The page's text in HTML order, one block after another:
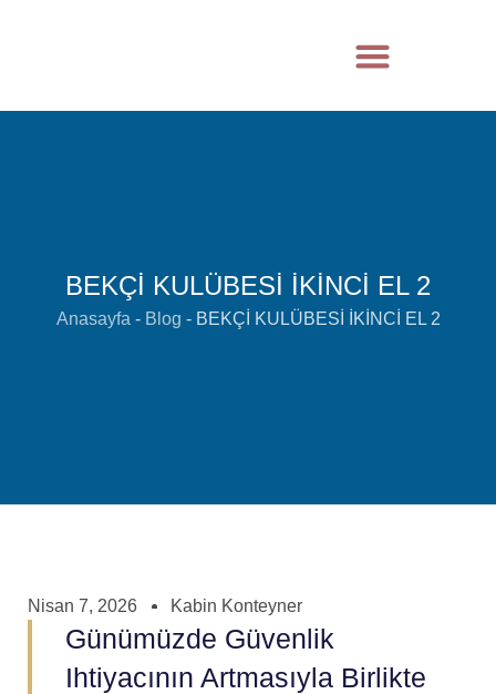
BEKÇİ KULÜBESİ İKİNCİ EL 2
Anasayfa - Blog - BEKÇİ KULÜBESİ İKİNCİ EL 2
Nisan 7, 2026 Kabin Konteyner
Günümüzde Güvenlik
Ihtiyacının Artmasıyla Birlikte